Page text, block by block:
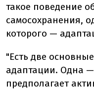
такое поведение
самосохранения,
которого —
"Есть две
адаптации. Одна
предполагает